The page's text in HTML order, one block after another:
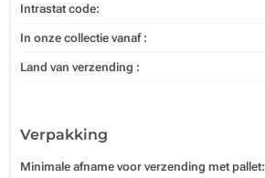
Intrastat code:
In onze collectie vanaf :
Land van verzending :
Verpakking
Minimale afname voor verzending met pallet: